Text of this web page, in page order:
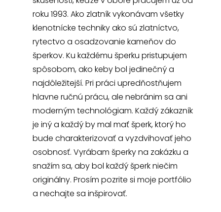
roku 1993. Ako zlatník vykonávam všetky
klenotnícke techniky ako sú zlatníctvo,
rytectvo a osadzovanie kameňov do
šperkov. Ku každému šperku pristupujem
spôsobom, ako keby bol jedinečný a
najdôležitejší. Pri práci upredňostňujem
hlavne ručnú prácu, ale nebránim sa ani
moderným technológiam. Každý zákazník
je iný a každý by mal mať šperk, ktorý ho
bude charakterizovať a vyzdvihovať jeho
osobnosť. Vyrábam šperky na zakázku a
snažím sa, aby bol každý šperk niečim
originálny. Prosím pozrite si moje portfólio
a nechajte sa inšpirovať.